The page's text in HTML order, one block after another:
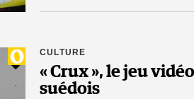
CULTURE
« Crux », le jeu
suédois